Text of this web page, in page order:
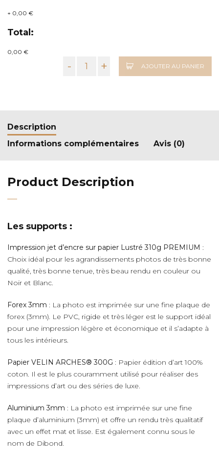
+ 0,00 €
Total:
0,00 €
- + AJOUTER AU PANIER
Description
Informations complémentaires
Avis (0)
Product Description
Les supports :
Impression jet d’encre sur papier Lustré 310g PREMIUM :
Choix idéal pour les agrandissements photos de très bonne
qualité, très bonne tenue, très beau rendu en couleur ou
Noir et Blanc.
Forex 3mm : La photo est imprimée sur une fine plaque de
forex (3mm). Le PVC, rigide et très léger est le support idéal
pour une impression légère et économique et il s’adapte à
tous les intérieurs.
Papier VELIN ARCHES® 300G : Papier édition d’art 100%
coton. Il est le plus couramment utilisé pour réaliser des
impressions d’art ou des séries de luxe.
Aluminium 3mm : La photo est imprimée sur une fine
plaque d’aluminium (3mm) et offre un rendu très qualitatif
avec un effet mat et lisse. Est également connu sous le
nom de Dibond.